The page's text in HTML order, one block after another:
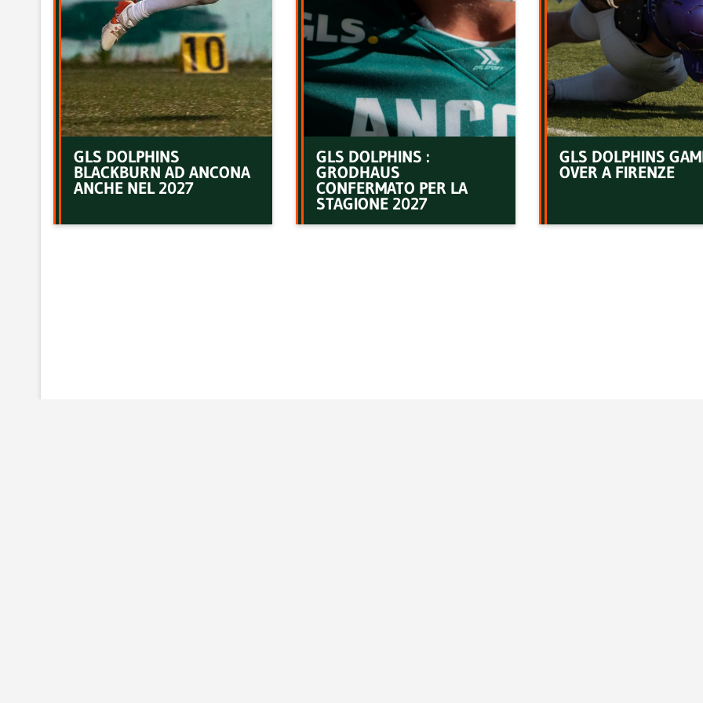
GLS DOLPHINS
BLACKBURN AD ANCONA
ANCHE NEL 2027
GLS DOLPHINS :
GRODHAUS
CONFERMATO PER LA
STAGIONE 2027
GLS DOLPHINS
OVER A FIRENZE